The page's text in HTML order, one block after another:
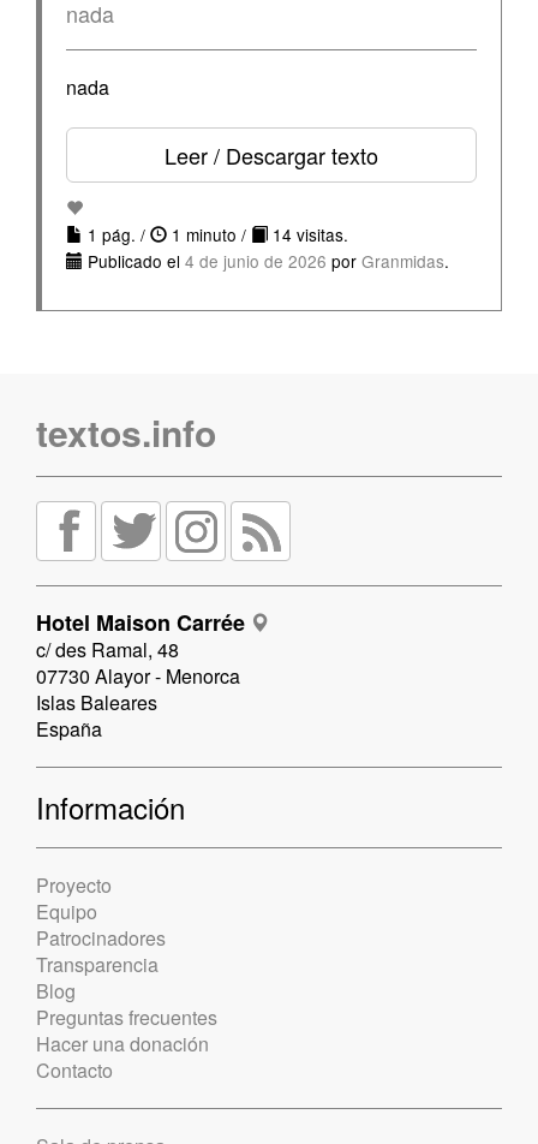
nada
nada
Leer / Descargar texto
1 pág. / 1 minuto /
14 visitas.
Publicado el 4 de junio de 2026 por Granmidas.
textos.info
Hotel Maison Carrée
c/ des Ramal, 48
07730 Alayor - Menorca
Islas Baleares
España
Información
Proyecto
Equipo
Patrocinadores
Transparencia
Blog
Preguntas frecuentes
Hacer una donación
Contacto